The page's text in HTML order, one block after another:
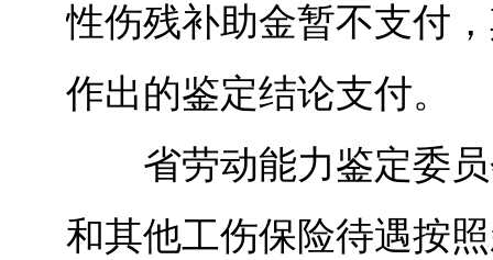
性伤残补助金暂不支付
作出的鉴定结论支付。
省劳动能力鉴定委员
和其他工伤保险待遇按